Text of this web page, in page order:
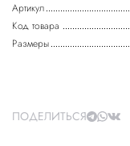
Артикул
Код товара
Размеры
ПОДЕЛИТЬСЯ